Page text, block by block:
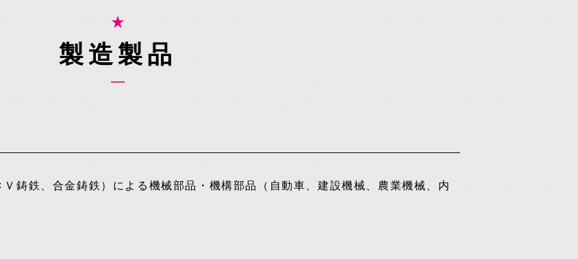
製造製品
鋳鉄、合金鋳鉄）による機械部品・機構部品（自動車、建設機械、農業機械、内